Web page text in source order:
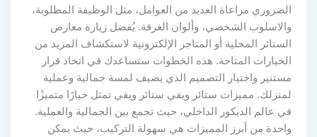
الضروري مراعاة العديد من العوامل، مثل الوظيفة المطلوبة،
والاسلوب الشخصي، وألوان الغرفة. يُفضل زيارة معارض
الستائر المحلية أو المتاجر الإلكترونية لاستكشاف المزيد من
الخيارات المتاحة. هذه الخطوات ستساعدك في اتخاذ قرار
مستنير واختيار التصميم الذي يضيف لمسة جمالية وعملية
لمنزلك. مميزات ستائر ويفي ستائر ويفي تمثل خيارًا متميزًا
في عالم الديكور الداخلي، حيث تجمع بين الجمالية والعملية.
واحدة من أبرز المميزات هي سهولة التركيب، حيث يمكن